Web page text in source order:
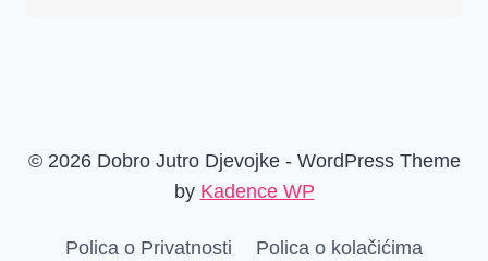
© 2026 Dobro Jutro Djevojke - WordPress Theme
by Kadence WP
Polica o Privatnosti Polica o kolačićima